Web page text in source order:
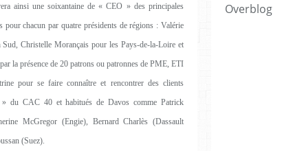
ainsi une soixantaine de « CEO » des principales
pour chacun par quatre présidents de régions : Valérie
Christelle Morançais pour les Pays-de-la-Loire et
la présence de 20 patrons ou patronnes de PME, ETI
pour se faire connaître et rencontrer des clients
du CAC 40 et habitués de Davos comme Patrick
McGregor (Engie), Bernard Charlès (Dassault
(Suez).
Overblog